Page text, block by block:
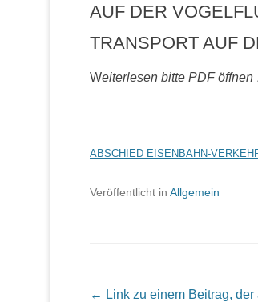
AUF DER
TRANSPORT AUF
Weiterlesen bitte PDF
ABSCHIED EISENBAHN-
Veröffentlicht in Allgemein
Beitrags Übersicht
← Link zu einem Beitrag, der